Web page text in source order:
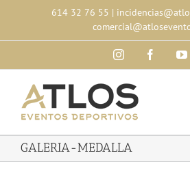
content
614 32 76 55 |
Instagram
GALERIA-MEDALLA